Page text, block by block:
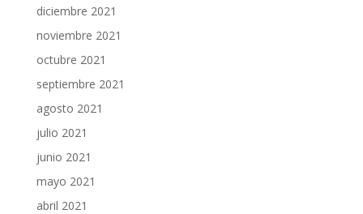
diciembre 2021
noviembre 2021
octubre 2021
septiembre 2021
agosto 2021
julio 2021
junio 2021
mayo 2021
abril 2021